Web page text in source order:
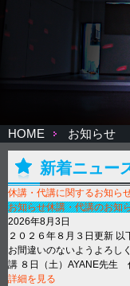
HOME お知らせ
新着ニュー
休講・代講に関するお知ら
お知らせ休講・代講のお知
2026年8月3日
２０２６年８月３日更新 以
お間違いのないようよろし
講 ８日（土）AYANE先
詳細を見る